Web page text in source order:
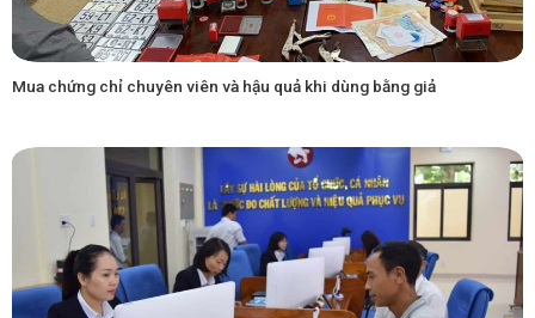
Mua chứng chỉ chuyên viên và hậu quả khi dùng bằng giả